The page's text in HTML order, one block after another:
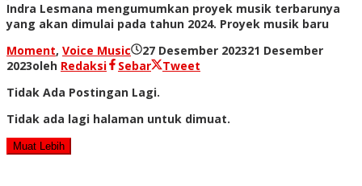
Indra Lesmana mengumumkan proyek musik terbarunya
yang akan dimulai pada tahun 2024. Proyek musik baru
Moment, Voice Music 27 Desember 202321 Desember
2023oleh Redaksi Sebar
Tweet
Tidak Ada Postingan Lagi.
Tidak ada lagi halaman untuk dimuat.
Muat Lebih